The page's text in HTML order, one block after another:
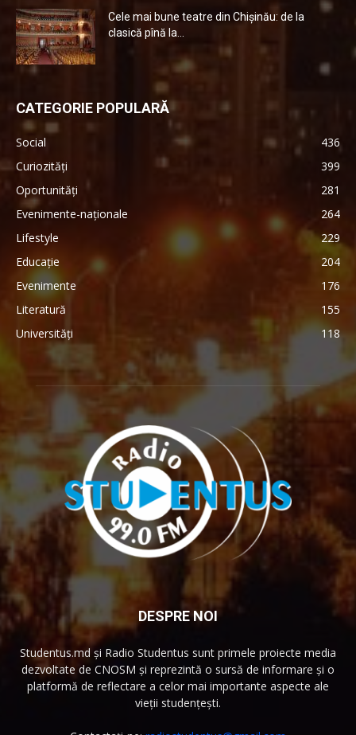
Cele mai bune teatre din Chişinău: de la
clasică pînă la...
CATEGORIE POPULARĂ
Social
436
Curiozități
399
Oportunități
281
Evenimente-naționale
264
Lifestyle
229
Educație
204
Evenimente
176
Literatură
155
Universități
118
DESPRE NOI
Studentus.md și Radio Studentus sunt primele proiecte media
dezvoltate de CNOSM și reprezintă o sursă de informare și o
platformă de reflectare a celor mai importante aspecte ale
vieții studențești.